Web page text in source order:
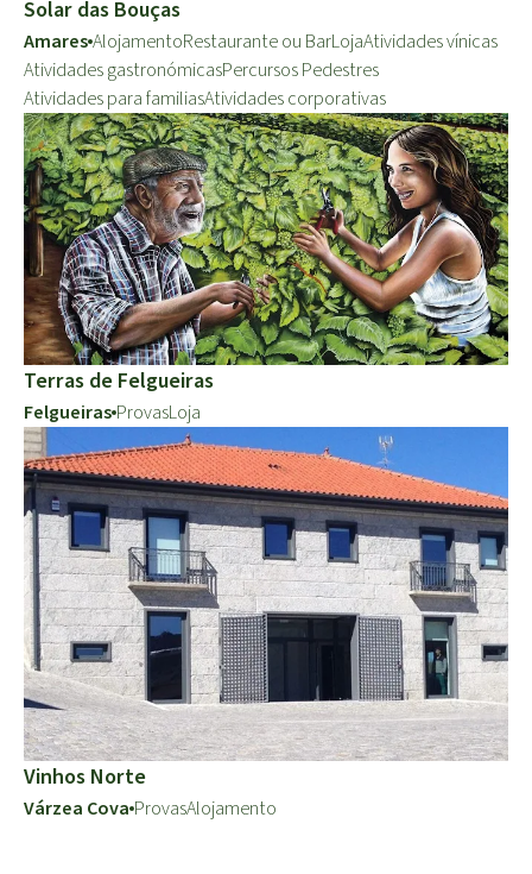
Solar das Bouças
AmaresAlojamentoRestaurante ou BarLojaAtividades vínicas
Atividades gastronómicasPercursos Pedestres
Atividades para familiasAtividades corporativas
Terras de Felgueiras
Felgueiras ProvasLoja
Vinhos Norte
Várzea Cova ProvasAlojamento